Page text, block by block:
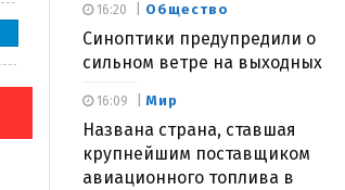
Общество
Синоптики предупредили о
сильном ветре на выходных
16:20
Мир
Названа страна, ставшая
крупнейшим поставщиком
авиационного топлива в
16:09